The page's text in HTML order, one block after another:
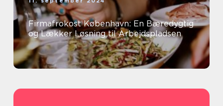
Firmafrokost København: En Bæredygtig
og Lækker Løsning til Arbejdspladsen